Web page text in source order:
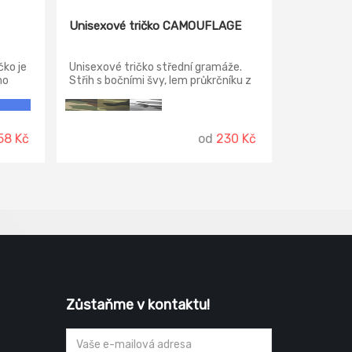
je
Kč
Unisexové tričko CAMOUFLAGE
Unisexové tričko střední gramáže.
Střih s bočními švy, lem průkrčníku z
elastanu, zpevňující ramenní páska.
od 230 Kč
Zůstaňme v kontaktu!